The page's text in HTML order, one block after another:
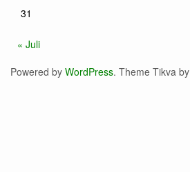
31
« Juli
Powered by WordPress. Theme Tikva by